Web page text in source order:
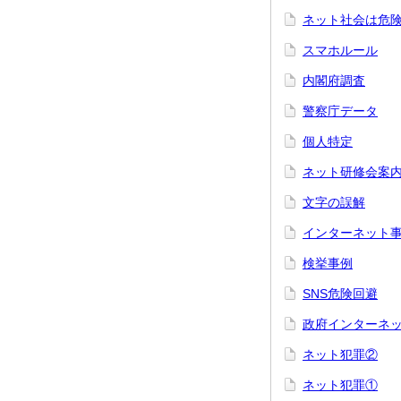
ネット社会は危
スマホルール
内閣府調査
警察庁データ
個人特定
ネット研修会案内
文字の誤解
インターネット
検挙事例
SNS危険回避
政府インターネ
ネット犯罪②
ネット犯罪①